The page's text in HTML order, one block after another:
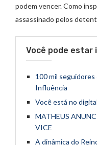
podem vencer. Como
assassinado pelos
Você pode estar
100 mil
Influência
Você está no
MATHEUS
VICE
A dinâmica do